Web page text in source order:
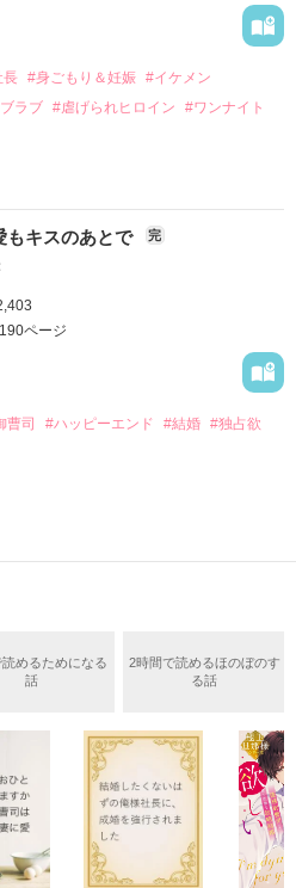
くないと思っていた哲平に
まった。
た哲平は
と真っ直ぐに告げてきた。
いう気持ちを隠すことなく
ストーカー被害に
を提案してきて――。
版です＊
を読む
長 #身ごもり＆妊娠 #イケメン
ラブ #虐げられヒロイン
#ワンナイト
場でうまくいかなかった梅田美
たところ、日本人美青年と出会
関係となる。
ワンナイトした美青年と再会。
閥御曹司にも関わらず、一族を離
、社内でも冷徹だと評判な社長
だ――！
係を命じられた美桜は、猫の世
の関係となってしまい――？
もキスのあとで 完
190ページ
曹司 #ハッピーエンド #結婚 #独占欲
いる。
）がいるのだが、後輩の姫原由
馬鹿にされ、一人こっそり泣い
🦅
！！』🐥
る素顔は、なぜか想像以上に甘く
めるためになる
話
2時間で読めるほのぼのす
る話